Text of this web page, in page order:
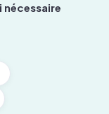
nécessaire